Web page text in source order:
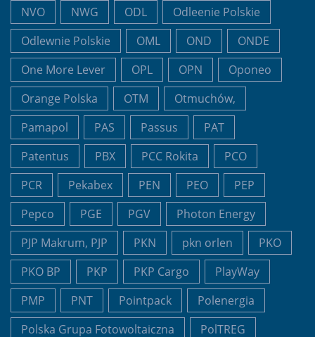
NVO
NWG ODL
Odleenie Polskie
Odlewnie Polskie
OML OND
ONDE
One More Lever
OPL OPN
Oponeo
Orange Polska
OTM
Otmuchów,
Pamapol
PAS Passus
PAT
Patentus
PBX PCC Rokita
PCO
PCR
Pekabex PEN PEO
PEP
Pepco
PGE PGV
Photon Energy
PJP Makrum, PJP
PKN pkn orlen
PKO
PKO BP
PKP PKP Cargo
PlayWay
PMP
PNT Pointpack
Polenergia
Polska Grupa Fotowoltaiczna
PolTREG